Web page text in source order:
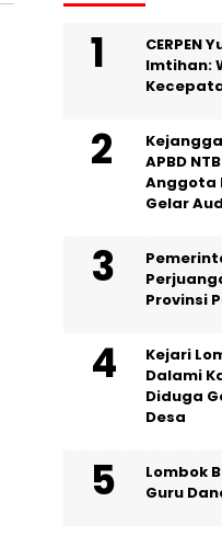
CERPEN
Imtihan:
APBD
Anggota
Gelar
Provinsi
Kejari
Dalami
Diduga
Desa
Lombok
Guru